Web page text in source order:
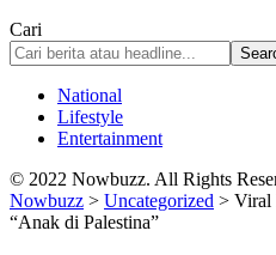
Cari
National
Lifestyle
Entertainment
© 2022 Nowbuzz. All Rights
Nowbuzz > Uncategorized > Viral
“Anak di Palestina”